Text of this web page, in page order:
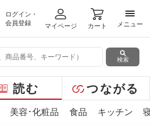
ログイン・
会員登録
マイページ カート
メニ
メニュー
検索
読む つながる
美容･化粧品 食品 キッチン